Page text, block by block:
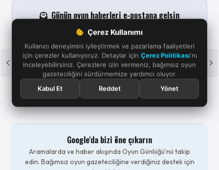
Çerez Kullanımı
Kullanıcı deneyimini iyileştirmek ve pazarlama faaliyetleri
için çerezler kullanıyoruz. Detaylar için Çerez Politikası'nı
inceleyebilirsiniz. Çerezlere izin vermeniz, bağımsız oyun
gazeteciliğini sürdürmemize yardımcı oluyor.
Kabul Et
Reddet Yönet
Günün oyun haberleri e-postana gelsin
Her sabah 09.00'da son 24 saatin öne çıkan oyun
haberlerini tek mailde derliyoruz. Kaçırma; istediğin an
tek tıkla ayrılırsın.
Abone ol
Aydınlatma metniniokudum, günlük haber e-postası almayı
kabul ediyorum.
Google'da bizi öne çıkarın
Aramalarda ve haber akışında Oyun Günlüğü'nü takip
edin. Bağımsız oyun gazeteciliğine verdiğiniz destek için